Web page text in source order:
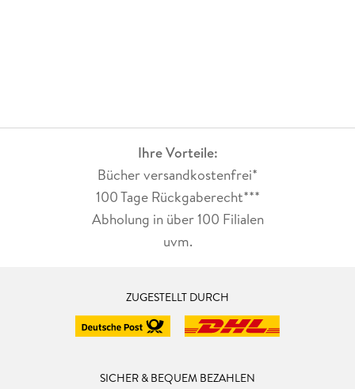
Ihre Vorteile:
Bücher versandkostenfrei*
100 Tage Rückgaberecht***
Abholung in über 100 Filialen
uvm.
ZUGESTELLT DURCH
SICHER & BEQUEM BEZAHLEN